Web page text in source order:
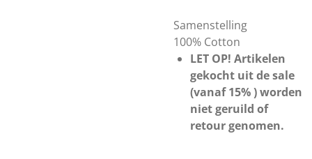
Samenstelling
100% Cotton
LET OP! Artikelen
gekocht uit de sale
(vanaf 15% ) worden
niet geruild of
retour genomen.